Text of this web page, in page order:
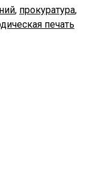
, прокуратура,
печать